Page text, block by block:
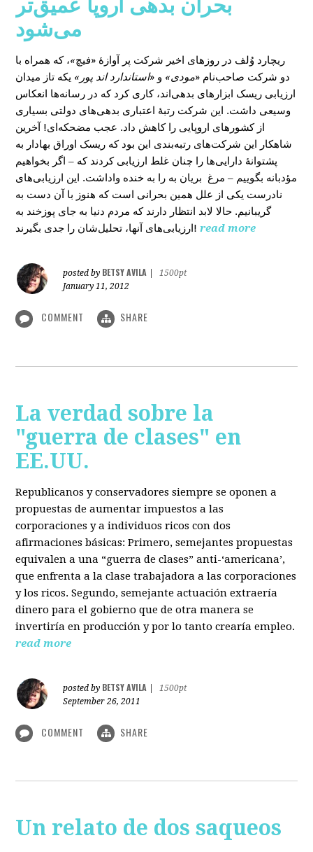
بحران بدهی اروپا عمیق‌تر
می‌شود
ریچارد وُلف در روزهای اخیر شرکت پر آوازۀ «فیچ»، که همراه با
دو شرکت صاحب‌نام «مودی» و «استاندارد اند پور» یکه‌ تاز میدان
ارزیابی ریسک ابزارهای بدهی‌اند، کاری کرد که در رسانه‌ها انعکاس
وسیعی داشت. این شرکت رتبۀ اعتباری بدهی‌های دولتی بسیاری
از کشورهای اروپایی را کاهش داد. عجب مضحکه‌ای! آخرین
شاهکار این شرکت‌های رتبه‌بندی این بود که ریسک‌ اوراق بهادار به
پشتوانۀ دارایی‌‌ها را چنان غلط ارزیابی کردند که – اگر بخواهیم
مؤدبانه بگوییم – مرغ بریان به را به خنده واداشت. این ارزیابی‌های
نادرست یکی از علل همین بحرانی است که هنوز با آن دست به
گریبانیم. حالا لابد انتظار دارند که مردم دنیا به جای پوزخند به
ارزیابی‌های آنها، تحلیل‌‌شان را جدی بگیرند! read more
posted by BETSY AVILA
1500pt
January 11, 2012
COMMENT SHARE
La verdad sobre la
"guerra de clases" en
EE.UU.
Republicanos y conservadores siempre se oponen a
propuestas de aumentar impuestos a las
corporaciones y a individuos ricos con dos
afirmaciones básicas: Primero, semejantes propuestas
equivalen a una “guerra de clases” anti-‘americana’,
que enfrenta a la clase trabajadora a las corporaciones
y los ricos. Segundo, semejante actuación extraería
dinero para el gobierno que de otra manera se
invertiría en producción y por lo tanto crearía empleo.
read more
posted by BETSY AVILA
1500pt
September 26, 2011
COMMENT SHARE
Un relato de dos saqueos